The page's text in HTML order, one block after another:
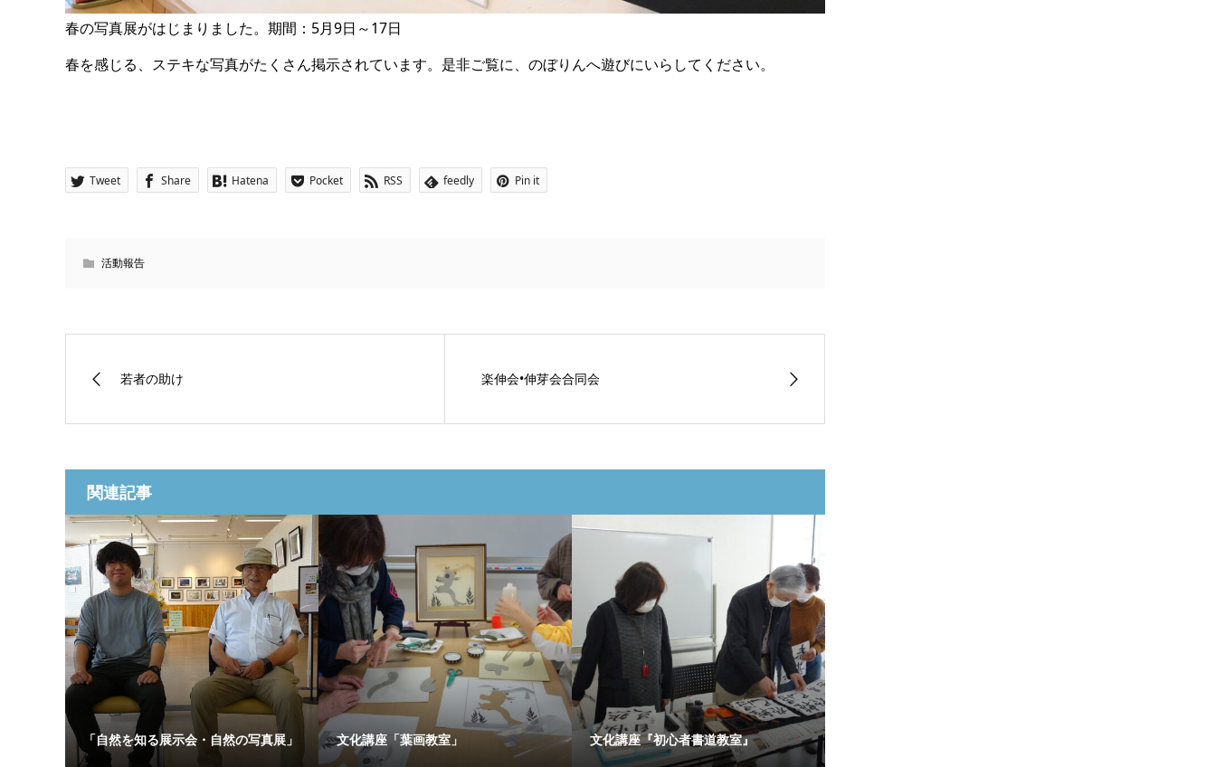
春の写真展がはじまりました。期間：5月9日～17日
春を感じる、ステキな写真がたくさん掲示されています。是非ご覧に、のぼりんへ遊びにいらしてください。
Tweet Share Hatena Pocket RSS feedly Pin it
活動報告
若者の助け 楽伸会•伸芽会合同会
関連記事
「自然を知る展示会・自然の写真展」 文化講座「葉画教室」 文化講座『初心者書道教室』